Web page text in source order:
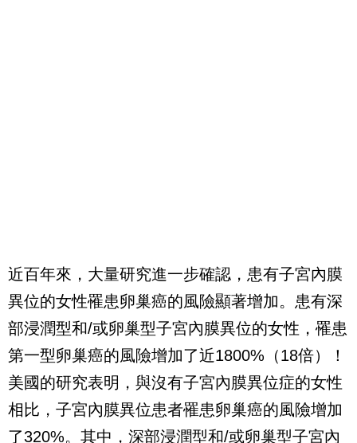
近百年來，大量研究進一步確認，患有子宮內膜
異位的女性罹患卵巢癌的風險顯著增加。患有深
部浸潤型和/或卵巢型子宮內膜異位的女性，罹患
第一型卵巢癌的風險增加了近1800%（18倍）！
美國的研究表明，與沒有子宮內膜異位症的女性
相比，子宮內膜異位患者罹患卵巢癌的風險增加
了320%。其中，深部浸潤型和/或卵巢型子宮內